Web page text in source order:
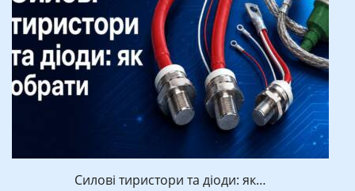
Силові тиристори та діоди: як…